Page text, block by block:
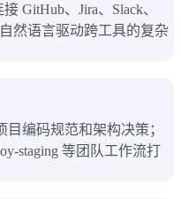
GitHub、Jira、Slack、
然语言驱动跨工具的复杂
目编码规范和架构决策；
staging 等团队工作流打